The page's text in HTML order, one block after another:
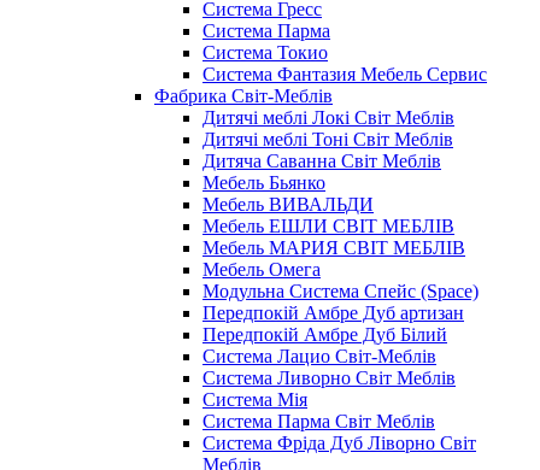
Система Гресс
Система Парма
Система Токио
Система Фантазия Мебель Сервис
Фабрика Світ-Меблів
Дитячі меблі Локі Світ Меблів
Дитячі меблі Тоні Світ Меблів
Дитяча Саванна Світ Меблів
Мебель Бьянко
Мебель ВИВАЛЬДИ
Мебель ЕШЛИ СВІТ МЕБЛІВ
Мебель МАРИЯ СВІТ МЕБЛІВ
Мебель Омега
Модульна Cистема Спейс (Space)
Передпокій Амбре Дуб артизан
Передпокій Амбре Дуб Білий
Система Лацио Світ-Меблів
Система Ливорно Світ Меблів
Система Мія
Система Парма Свiт Меблiв
Система Фріда Дуб Ліворно Світ
Меблів